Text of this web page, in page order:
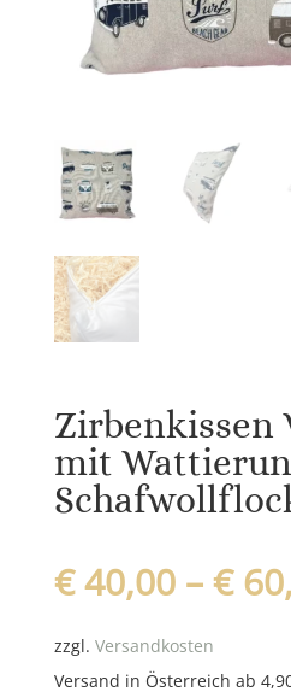
Zirbenkissen
mit
€40,00–€
zzgl. Versandkosten
Versand in Österreich ab